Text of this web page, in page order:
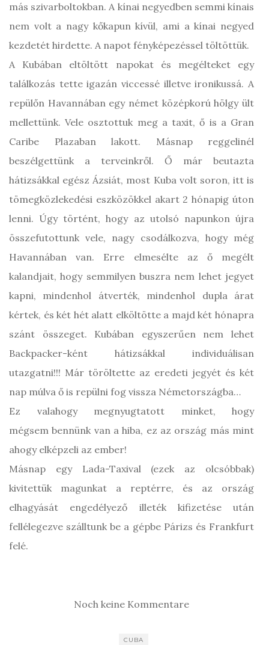
más szivarboltokban. A kínai negyedben semmi kínais
nem volt a nagy kőkapun kívül, ami a kínai negyed
kezdetét hirdette. A napot fényképezéssel töltöttük.
A Kubában eltöltött napokat és megélteket egy
találkozás tette igazán viccessé illetve ironikussá. A
repülőn Havannában egy német középkorú hölgy ült
mellettünk. Vele osztottuk meg a taxit, ő is a Gran
Caribe Plazaban lakott. Másnap reggelinél
beszélgettünk a terveinkről. Ő már beutazta
hátizsákkal egész Ázsiát, most Kuba volt soron, itt is
tömegközlekedési eszközökkel akart 2 hónapig úton
lenni. Úgy történt, hogy az utolsó napunkon újra
összefutottunk vele, nagy csodálkozva, hogy még
Havannában van. Erre elmesélte az ő megélt
kalandjait, hogy semmilyen buszra nem lehet jegyet
kapni, mindenhol átverték, mindenhol dupla árat
kértek, és két hét alatt elköltötte a majd két hónapra
szánt összeget. Kubában egyszerűen nem lehet
Backpacker-ként hátizsákkal individuálisan
utazgatni!!! Már töröltette az eredeti jegyét és két
nap múlva ő is repülni fog vissza Németországba…
Ez valahogy megnyugtatott minket, hogy
mégsem bennünk van a hiba, ez az ország más mint
ahogy elképzeli az ember!
Másnap egy Lada-Taxival (ezek az olcsóbbak)
kivitettük magunkat a reptérre, és az ország
elhagyását engedélyező illeték kifizetése után
fellélegezve szálltunk be a gépbe Párizs és Frankfurt
felé.
Noch keine Kommentare
CUBA